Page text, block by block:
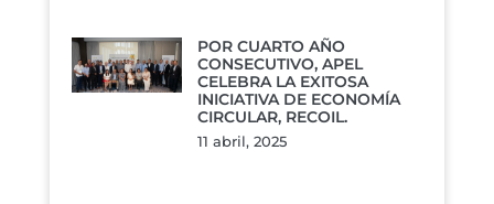
POR CUARTO AÑO
CONSECUTIVO, APEL
CELEBRA LA EXITOSA
INICIATIVA DE ECONOMÍA
CIRCULAR, RECOIL.
11 abril, 2025